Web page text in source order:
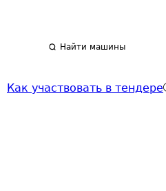
Найти машины
Как участвовать в тендере